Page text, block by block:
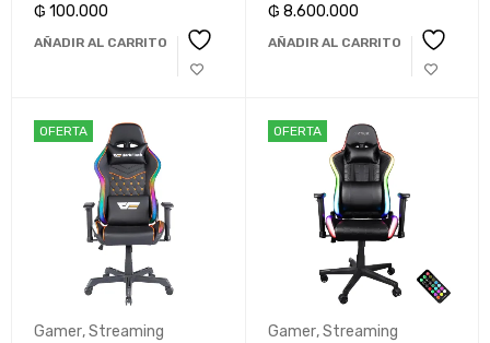
₲ 100.000
AÑADIR AL CARRITO
₲ 8.600.000
AÑADIR AL CARRITO
OFERTA
Gamer,Streaming
OFERTA
Gamer,Streaming